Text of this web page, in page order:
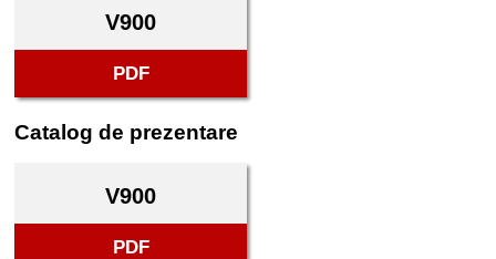
V900
PDF
Catalog de prezentare
V900
PDF